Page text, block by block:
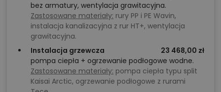
bez armatury, wentylacja grawitacyjna.
Zastosowane materiały: rury PP i PE Wavin,
instalacja kanalizacyjna z rur HT+, wentylacja
grawitacyjna.
Instalacja grzewcza
23 468,00 zł
pompa ciepła + ogrzewanie podłogowe wodne.
Zastosowane materiały: pompa ciepła typu split
Kaisai Arctic, ogrzewanie podłogowe z rurami